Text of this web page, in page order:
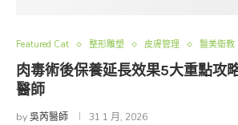
Featured Cat 整形雕塑 皮膚管理 醫美衛教
肉毒術後保養延長效果5大重點攻
醫師
by吳芮醫師 31 1 月, 2026